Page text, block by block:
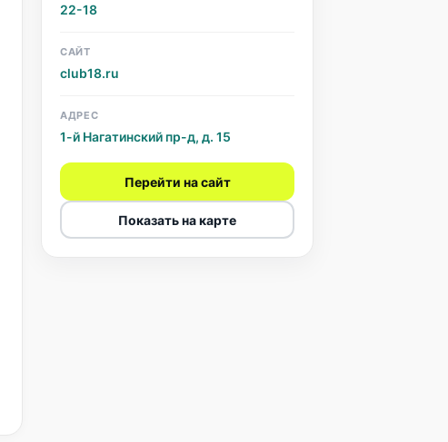
22-18
САЙТ
club18.ru
АДРЕС
1-й Нагатинский пр-д, д. 15
Перейти на сайт
Показать на карте